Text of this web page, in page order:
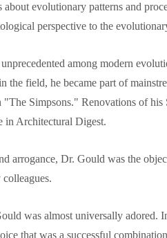
about evolutionary patterns and
perspective to the
among modern
the field, he became part of
"The Simpsons." Renovations of
in Architectural Digest.
arrogance, Dr. Gould was the
was almost universally adored.
that was a successful